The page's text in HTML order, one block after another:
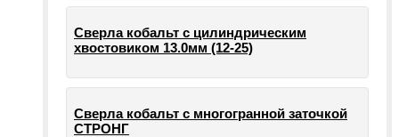
Сверла кобальт с цилиндрическим
хвостовиком 13.0мм (12-25)
Сверла кобальт с многогранной заточкой
СТРОНГ